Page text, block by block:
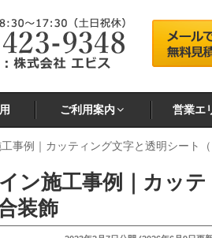
ご利用案内 営業エ
事例｜カッティング文字と透明シート
ン施工事例｜カッテ
装飾